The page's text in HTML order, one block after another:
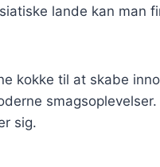
lande kan man
kokke til at skabe
sig.